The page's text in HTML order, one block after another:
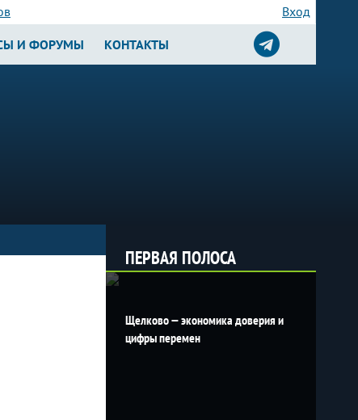
Вход
И ФОРУМЫ КОНТАКТЫ
ПЕРВАЯ ПОЛОСА
Щелково — экономика доверия и
цифры перемен